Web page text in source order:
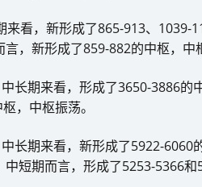
来看，新形成了865-913、1039-
，新形成了859-882的中枢，中
长期来看，形成了3650-3886的
，中枢振荡。
长期来看，新形成了5922-6060
短期而言，形成了5253-5366和